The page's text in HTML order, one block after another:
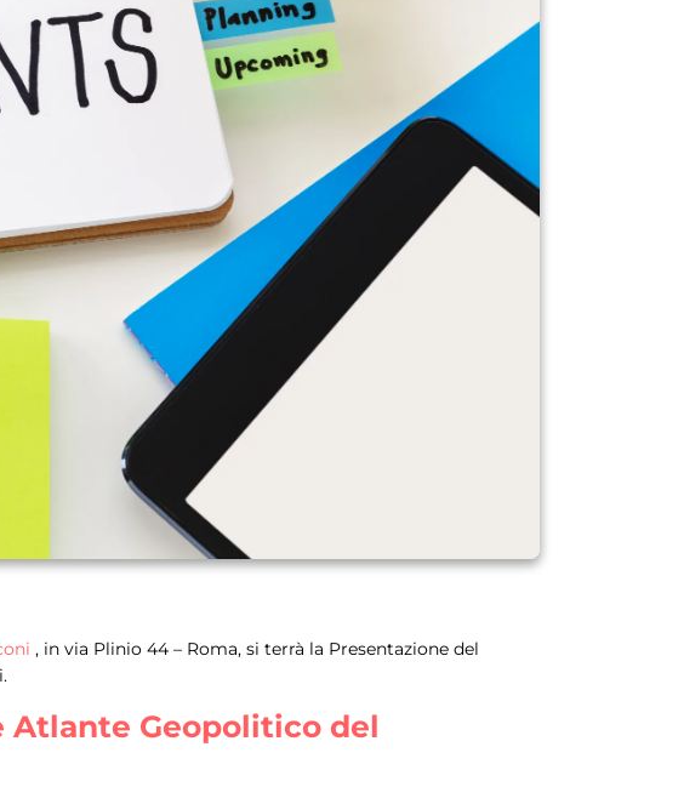
, in via Plinio 44 – Roma, si terrà la Presentazione del
Atlante Geopolitico del